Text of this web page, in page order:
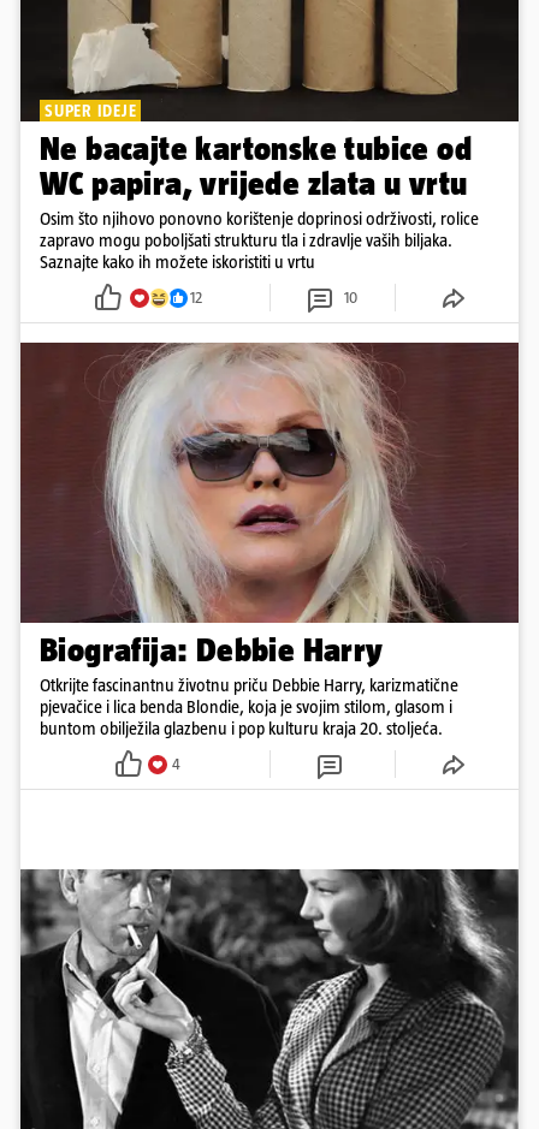
SUPER IDEJE
Ne bacajte kartonske tubice od
WC papira, vrijede zlata u vrtu
Osim što njihovo ponovno korištenje doprinosi održivosti, rolice
zapravo mogu poboljšati strukturu tla i zdravlje vaših biljaka.
Saznajte kako ih možete iskoristiti u vrtu
12 10
Biografija: Debbie Harry
Otkrijte fascinantnu životnu priču Debbie Harry, karizmatične
pjevačice i lica benda Blondie, koja je svojim stilom, glasom i
buntom obilježila glazbenu i pop kulturu kraja 20. stoljeća.
4